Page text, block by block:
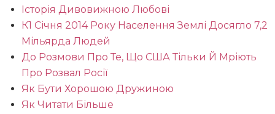
Історія Дивовижною Любові
К1 Січня 2014 Року Населення Землі Досягло 7,2
Мільярда Людей
До Розмови Про Те, Що США Тільки Й Мріють
Про Розвал Росії
Як Бути Хорошою Дружиною
Як Читати Більше